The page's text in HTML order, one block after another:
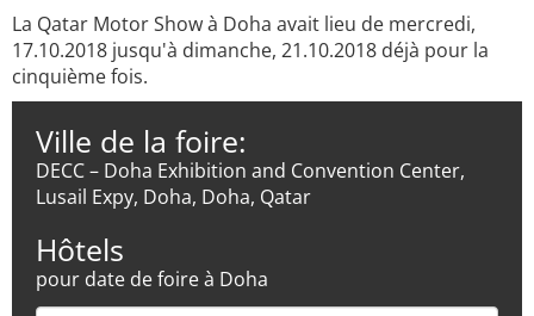
La Qatar Motor Show à Doha avait lieu de mercredi,
17.10.2018 jusqu'à dimanche, 21.10.2018 déjà pour la
cinquième fois.
Ville de la foire:
DECC – Doha Exhibition and Convention Center,
Lusail Expy, Doha, Doha, Qatar
Hôtels
pour date de foire à Doha